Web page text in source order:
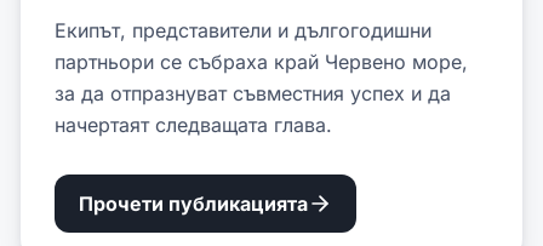
Екипът, представители и дългогодишни
партньори се събраха край Червено море,
за да отпразнуват съвместния успех и да
начертаят следващата глава.
Прочети публикацията